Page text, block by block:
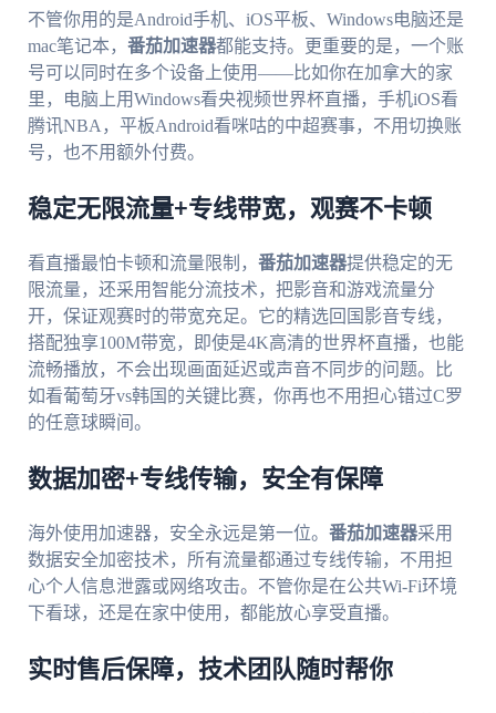
不管你用的是Android手机、iOS平板、Windows电脑还是
mac笔记本， 番茄加速器都能支持。更重要的是，一个账
号可以同时在多个设备上使用——比如你在加拿大的家
里，电脑上用Windows看央视频世界杯直播，手机iOS看
腾讯NBA，平板Android看咪咕的中超赛事，不用切换账
号，也不用额外付费。
稳定无限流量+专线带宽，观赛不卡顿
看直播最怕卡顿和流量限制， 番茄加速器提供稳定的无
限流量，还采用智能分流技术，把影音和游戏流量分
开，保证观赛时的带宽充足。它的精选回国影音专线，
搭配独享100M带宽，即使是4K高清的世界杯直播，也能
流畅播放，不会出现画面延迟或声音不同步的问题。比
如看葡萄牙vs韩国的关键比赛，你再也不用担心错过C罗
的任意球瞬间。
数据加密+专线传输，安全有保障
海外使用加速器，安全永远是第一位。 番茄加速器采用
数据安全加密技术，所有流量都通过专线传输，不用担
心个人信息泄露或网络攻击。不管你是在公共Wi-Fi环境
下看球，还是在家中使用，都能放心享受直播。
实时售后保障，技术团队随时帮你